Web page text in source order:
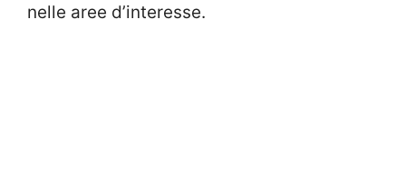
nelle aree d’interesse.